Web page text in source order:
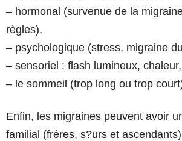
– hormonal (survenue de la
règles),
– psychologique (stress, migraine
– sensoriel : flash lumineux, chaleur,
– le sommeil (trop long ou trop
Enfin, les migraines peuvent avoir
familial (frères, s?urs et